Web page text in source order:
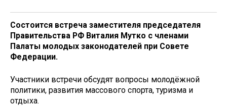
Состоится встреча заместителя председателя
Правительства РФ Виталия Мутко с членами
Палаты молодых законодателей при Совете
Федерации.
Участники встречи обсудят вопросы молодёжной
политики, развития массового спорта, туризма и
отдыха.